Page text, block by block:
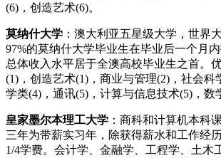
(6)，创造艺术(6)。
莫纳什大学 ：澳大利亚五星级大学，世界
97%的莫纳什大学毕业生在毕业后一个月
总体收入水平居于全澳高校毕业生之首。
(1)，创造艺术(1)，商业与管理(2)，社会科
学类(4)，通讯(5)，计算与信息技术(5)，数
皇家墨尔本理工大学 ：商科和计算机本科
三年为带薪实习年，除获得薪水和工作经
1/4学费。会计学、金融学、工程学、土木